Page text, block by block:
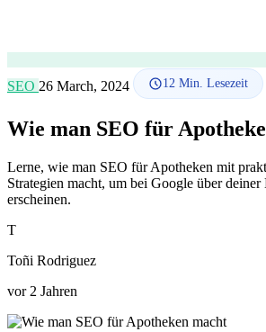
SEO 26 March, 2024 12 Min. Lesezeit
Wie man SEO für
Lerne, wie man SEO für Apotheken mit
Strategien macht, um bei Google über
erscheinen.
T
Toñi Rodriguez
vor 2 Jahren